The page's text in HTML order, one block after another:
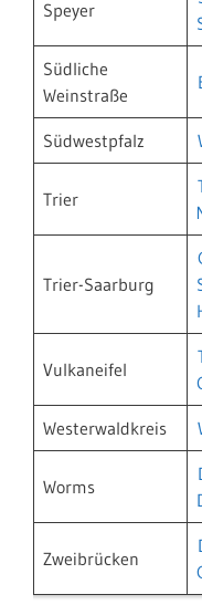
Speyer
Südliche
Weinstraße
Südwestpfalz
Trier
Trier-Saarburg
Vulkaneifel
Westerwaldkreis
Worms
Zweibrücken